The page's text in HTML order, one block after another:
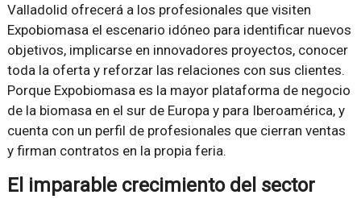
Valladolid ofrecerá a los profesionales que visiten
Expobiomasa el escenario idóneo para identificar nuevos
objetivos, implicarse en innovadores proyectos, conocer
toda la oferta y reforzar las relaciones con sus clientes.
Porque Expobiomasa es la mayor plataforma de negocio
de la biomasa en el sur de Europa y para Iberoamérica, y
cuenta con un perfil de profesionales que cierran ventas
y firman contratos en la propia feria.
El imparable crecimiento del sector